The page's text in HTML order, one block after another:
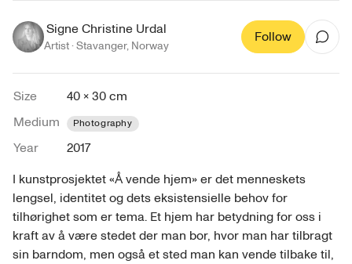
Signe Christine Urdal
Artist ·Stavanger, Norway
Follow
Size
40 × 30 cm
Medium
Photography
Year
2017
I kunstprosjektet «Å vende hjem» er det menneskets
lengsel, identitet og dets eksistensielle behov for
tilhørighet som er tema. Et hjem har betydning for oss i
kraft av å være stedet der man bor, hvor man har tilbragt
sin barndom, men også et sted man kan vende tilbake til,